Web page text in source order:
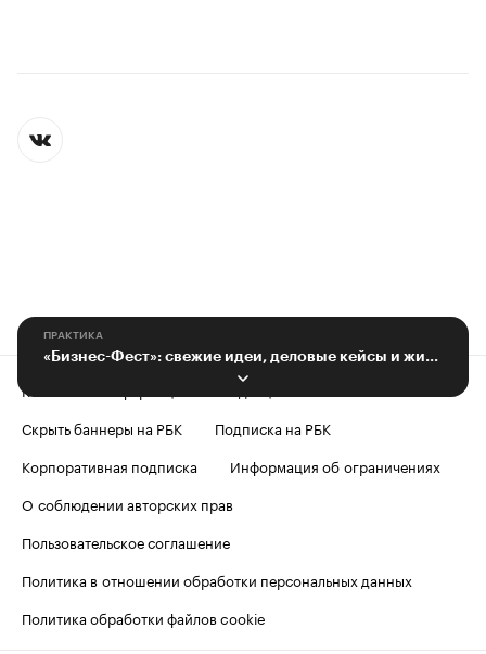
ПРАКТИКА
«Бизнес-Фест»: свежие идеи, деловые кейсы и живое общение
Контактная информация
Редакция
Скрыть баннеры на РБК
Подписка на РБК
Корпоративная подписка
Информация об ограничениях
О соблюдении авторских прав
Пользовательское соглашение
Политика в отношении обработки персональных данных
Политика обработки файлов cookie